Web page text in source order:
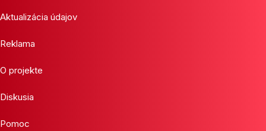
Aktualizácia údajov
Reklama
O projekte
Diskusia
Pomoc